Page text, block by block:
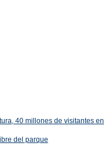
40 millones de visitantes
del parque